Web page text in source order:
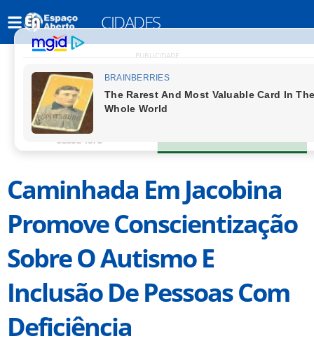
CIDADES
PUBLICIDADE
Caminhada Em Jacobina
Promove Conscientização
Sobre O Autismo E
Inclusão De Pessoas Com
Deficiência